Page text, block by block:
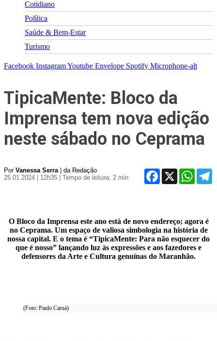
Cotidiano
Política
Saúde & Bem-Estar
Turismo
Facebook InstagramYoutube Envelope Spotify Microphone-alt
TipicaMente: Bloco da
Imprensa tem nova edição
neste sábado no Ceprama
Por Vanessa Serra| da Redação
25.01.2024 | 12h35
| Tempo de leitura: 2 min
Facebook
X
O Bloco da Imprensa este ano está de novo endereço; agora é
no Ceprama. Um espaço de valiosa simbologia na história de
nossa capital. E o tema é “TipicaMente: Para não esquecer do
que é nosso” lançando luz às expressões e aos fazedores e
defensores da Arte e Cultura genuínas do Maranhão.
(Foto: Paulo Caruá)